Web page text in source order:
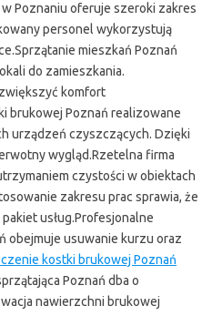
Poznaniu oferuje szeroki zakres
personel wykorzystują
mieszkań Poznań
do zamieszkania.
komfort
brukowej Poznań realizowane
urządzeń czyszczących. Dzięki
wygląd.Rzetelna firma
czystości w obiektach
zakresu prac sprawia, że
usług.Profesjonalne
obejmuje usuwanie kurzu oraz
kostki brukowej Poznań
Poznań dba o
nawierzchni brukowej